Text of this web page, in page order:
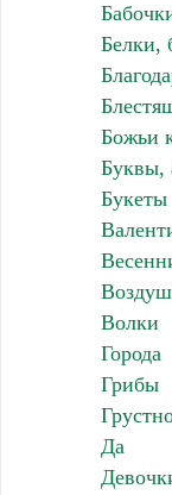
Белки,
Божьи
Буквы,
Букеты
Волки
Города
Грибы
Да